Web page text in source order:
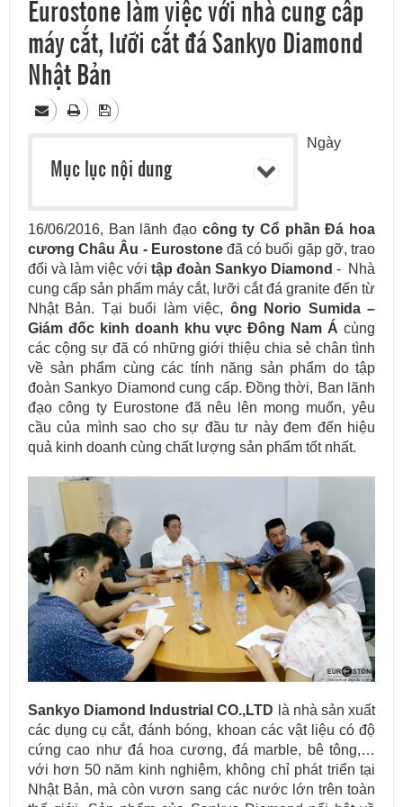
Eurostone làm việc với nhà cung cấp
máy cắt, lưỡi cắt đá Sankyo Diamond
Nhật Bản
Mục lục nội dung
Ngày
16/06/2016, Ban lãnh đạo công ty Cổ phần Đá hoa
cương Châu Âu - Eurostoneđã có buổi gặp gỡ, trao
đổi và làm việc với tập đoàn Sankyo Diamond - Nhà
cung cấp sản phẩm máy cắt, lưỡi cắt đá granite đến từ
Nhật Bản. Tại buổi làm việc, ông Norio Sumida –
Giám đốc kinh doanh khu vực Đông Nam Á cùng
các cộng sự đã có những giới thiệu chia sẻ chân tình
về sản phẩm cùng các tính năng sản phẩm do tập
đoàn Sankyo Diamond cung cấp. Đồng thời, Ban lãnh
đạo công ty Eurostone đã nêu lên mong muốn, yêu
cầu của mình sao cho sự đầu tư này đem đến hiệu
quả kinh doanh cùng chất lượng sản phẩm tốt nhất.
Sankyo Diamond Industrial CO.,LTD là nhà sản xuất
các dụng cụ cắt, đánh bóng, khoan các vật liệu có độ
cứng cao như đá hoa cương, đá marble, bê tông,…
với hơn 50 năm kinh nghiệm, không chỉ phát triển tại
Nhật Bản, mà còn vươn sang các nước lớn trên toàn